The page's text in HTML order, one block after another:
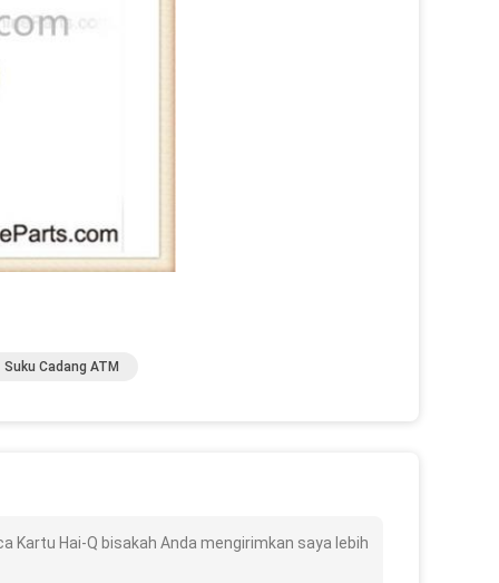
Suku Cadang ATM
Kartu Hai-Q bisakah Anda mengirimkan saya lebih